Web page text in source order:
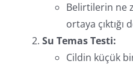
Belirtilerin ne
ortaya
Su Temas Testi:
Cildin küçük